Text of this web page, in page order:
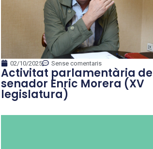
02/10/2025 Sense comentaris
Activitat parlamentària
senador Enric Morera (XV
legislatura)